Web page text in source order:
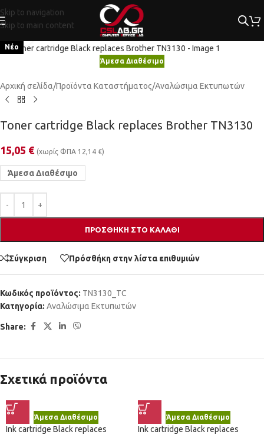
Skip to navigation
Skip to main content
Νέο
Κλικ για μεγέθυνση
Άμεσα Διαθέσιμο
Αρχική σελίδα/Προϊόντα Καταστήματος/Αναλώσιμα Εκτυπωτών
Toner cartridge Black replaces Brother TN3130
15,05 € (χωρίς ΦΠΑ 12,14 €)
Άμεσα Διαθέσιμο
ΠΡΟΣΘΉΚΗ ΣΤΟ ΚΑΛΆΘΙ
Σύγκριση Πρόσθήκη στην λίστα επιθυμιών
Κωδικός προϊόντος: TN3130_TC
Κατηγορία: Αναλώσιμα Εκτυπωτών
Share:
Σχετικά προϊόντα
Άμεσα Διαθέσιμο
Ink cartridge Black replaces
Άμεσα Διαθέσιμο
Ink cartridge Black replaces